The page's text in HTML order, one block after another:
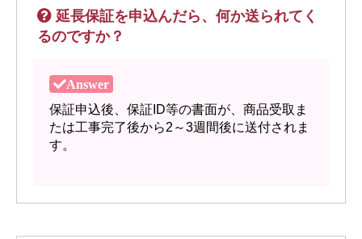
延長保証を申込んだら、何か送られてく
るのですか？
保証申込後、保証ID等の書面が、商品受取ま
たは工事完了後から2～3週間後に送付されま
す。